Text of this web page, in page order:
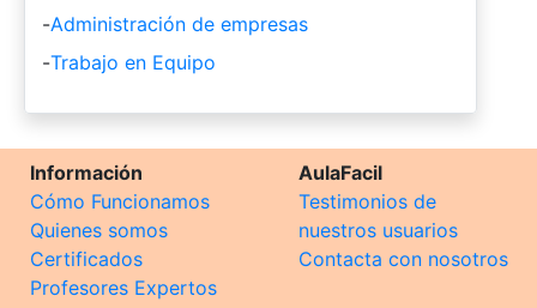
-Administración de empresas
-Trabajo en Equipo
Información
Cómo Funcionamos
Quienes somos
Certificados
Profesores Expertos
AulaFacil
Testimonios de
nuestros usuarios
Contacta con nosotros